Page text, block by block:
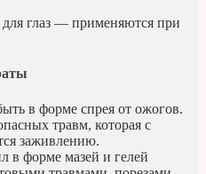
глаз — применяются при
в форме спрея от ожогов.
травм, которая с
заживлению.
в форме мазей и гелей